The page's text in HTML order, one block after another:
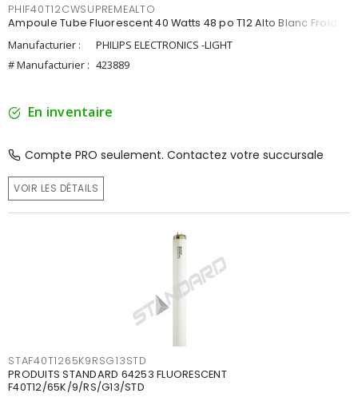
PHIF40T12CWSUPREMEALTO
Ampoule Tube Fluorescent 40 Watts 48 po T12 Alto Blanc Froid
Manufacturier :
PHILIPS ELECTRONICS -LIGHT
# Manufacturier : 423889
En inventaire
Compte PRO seulement. Contactez votre succursale
VOIR LES DÉTAILS
STAF40T1265K9RSG13STD
PRODUITS STANDARD 64253 FLUORESCENT
F40T12/65K/9/RS/G13/STD